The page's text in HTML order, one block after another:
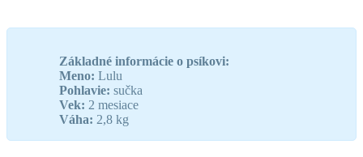
Základné informácie o psíkovi:
Meno: Lulu
Pohlavie: sučka
Vek: 2 mesiace
Váha: 2,8 kg